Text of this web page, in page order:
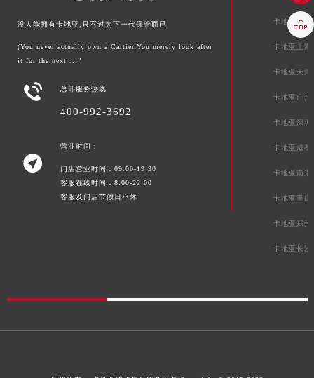
没人能拥有卡地亚,只不过为下一代保管而已
(You never actually own a Cartier.You merely look after
it for the next ...”
 总部服务热线
400-992-3692

营业时间：
门店营业时间：09:00-19:30
客服在线时间：8:00-22:00
客服及门店节假日不休
卡地亚北京
卡地亚上海
卡地亚天津
卡地亚广州
卡地亚深圳
卡地亚成都
卡地亚南京
卡地亚重庆
卡地亚郑州
卡地亚长沙
